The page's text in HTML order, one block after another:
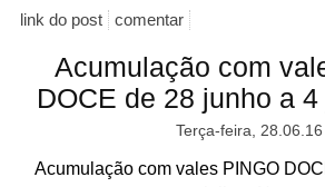
link do post comentar
Acumulação com
DOCE de 28 junho a
Terça-feira, 28.06.16
Acumulação com vales PINGO